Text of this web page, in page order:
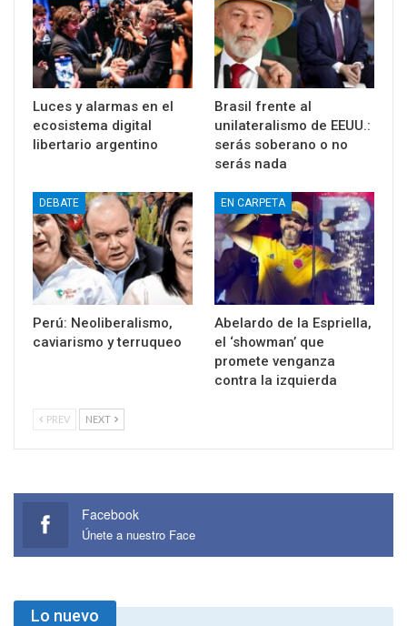
Luces y alarmas en el
ecosistema digital
libertario argentino
Brasil frente al
unilateralismo de EEUU.:
serás soberano o no
serás nada
DEBATE
Perú: Neoliberalismo,
caviarismo y terruqueo
EN CARPETA
Abelardo de la Espriella,
el ‘showman’ que
promete venganza
contra la izquierda
PREV NEXT
Facebook
Únete a nuestro Face
Lo nuevo